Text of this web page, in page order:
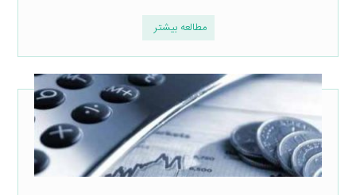
مطالعه بیشتر